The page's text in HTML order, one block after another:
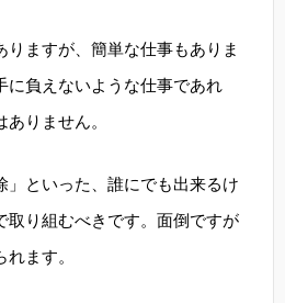
りますが、簡単な仕事もありま
に負えないような仕事であれ
りません。
」といった、誰にでも出来るけ
取り組むべきです。面倒ですが
ます。